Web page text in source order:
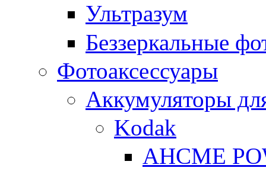
Ультразум
Беззеркальные
Фотоаксессуары
Аккумуляторы
Kodak
AHCME